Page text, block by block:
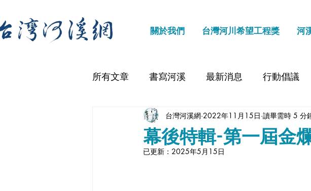
關於我們 台灣河川希望工程獎 河
所有文章 書寫河溪 最新消息 行動倡議
幕後特輯-第一屆金
台灣河溪網 2022年11月15日 讀畢需時 5 分
已更新： 2025年5月15日